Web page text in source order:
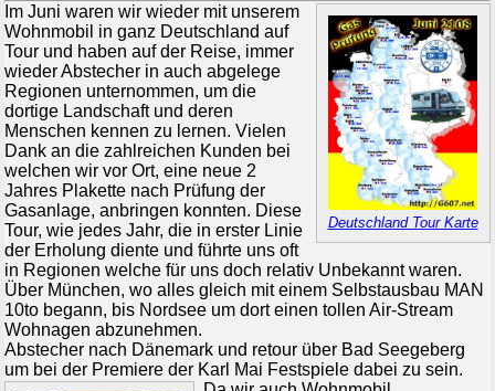
Deutschland Tour Karte
Im Juni waren wir wieder mit unserem
Wohnmobil in ganz Deutschland auf
Tour und haben auf der Reise, immer
wieder Abstecher in auch abgelege
Regionen unternommen, um die
dortige Landschaft und deren
Menschen kennen zu lernen. Vielen
Dank an die zahlreichen Kunden bei
welchen wir vor Ort, eine neue 2
Jahres Plakette nach Prüfung der
Gasanlage, anbringen konnten. Diese
Tour, wie jedes Jahr, die in erster Linie
der Erholung diente und führte uns oft
in Regionen welche für uns doch relativ Unbekannt waren.
Über München, wo alles gleich mit einem Selbstausbau MAN
10to begann, bis Nordsee um dort einen tollen Air-Stream
Wohnagen abzunehmen.
Abstecher nach Dänemark und retour über Bad Seegeberg
um bei der Premiere der Karl Mai Festspiele dabei zu sein.